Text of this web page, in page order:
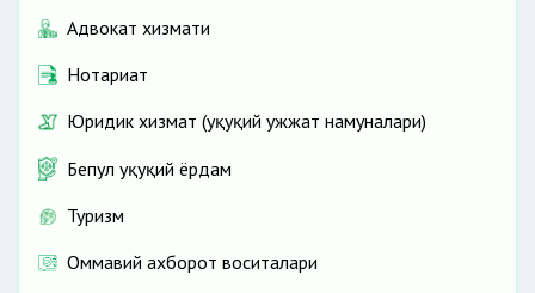
Адвокат хизмати
Нотариат
Юридик хизмат (ҳуқуқий ҳужжат намуналари)
Бепул ҳуқуқий ёрдам
Туризм
Оммавий ахборот воситалари